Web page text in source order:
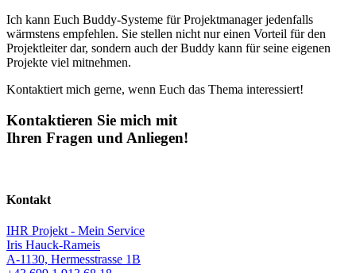
Ich kann Euch Buddy-Systeme für Projektmanager jedenfalls
wärmstens empfehlen. Sie stellen nicht nur einen Vorteil für den
Projektleiter dar, sondern auch der Buddy kann für seine eigenen
Projekte viel mitnehmen.
Kontaktiert mich gerne, wenn Euch das Thema interessiert!
Kontaktieren Sie mich mit
Ihren Fragen und Anliegen!
Kontakt
IHR Projekt - Mein Service
Iris Hauck-Rameis
A-1130, Hermesstrasse 1B